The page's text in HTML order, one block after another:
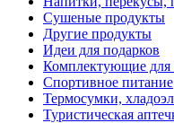
Сушеные продукты
Другие продукты
Идеи для подарков
Комплектующие для
Спортивное питание
Термосумки,
Туристическая